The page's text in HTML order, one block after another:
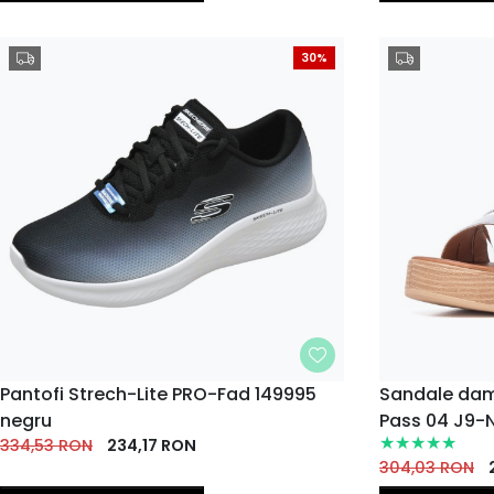
30%
MARIME
35
EU EU EU EU
EU
Pantofi Strech-Lite PRO-Fad 149995
negru
334,53RON 234,17 RON
MARIME
36
EU
37
Sandale
Pass 04 J9-
304,03RON